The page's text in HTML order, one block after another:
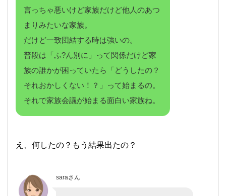
言っちゃ悪いけど家族だけど他人のあつ
まりみたいな家族。
だけど一致団結する時は強いの。
普段は「ふ?ん別に」って関係だけど家
族の誰かが困っていたら「どうしたの？
それおかしくない！？」って始まるの。
それで家族会議が始まる面白い家族ね。
え、何したの？もう結果出たの？
saraさん